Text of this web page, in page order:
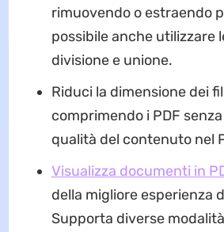
rimuovendo o estraendo
possibile anche utilizzare
divisione e unione.
Riduci la dimensione dei
comprimendo i PDF
qualità del contenuto nel
Visualizza documenti in
della migliore esperienza
Supporta diverse